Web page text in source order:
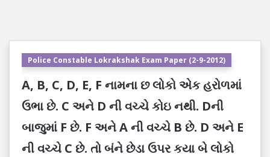
Police Constable Lokrakshak Exam Paper (2-9-2012)
A, B, C, D, E, F નામના છ લોકો એક હરોળમાં
ઉભા છે. C અને D ની વચ્ચે કોઇ નથી. Dની
બાજુમાં F છે. F અને A ની વચ્ચે B છે. D અને E
ની વચ્ચે C છે. તો બંને છેડા ઉપર કયા બે લોકો